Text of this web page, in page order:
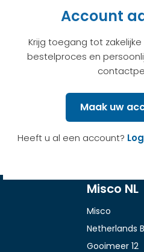
Account
Krijg toegang tot
bestelproces en
Maak uw
Heeft u al een account?
Misco NL
Misco
Netherlands
Gooimeer 12